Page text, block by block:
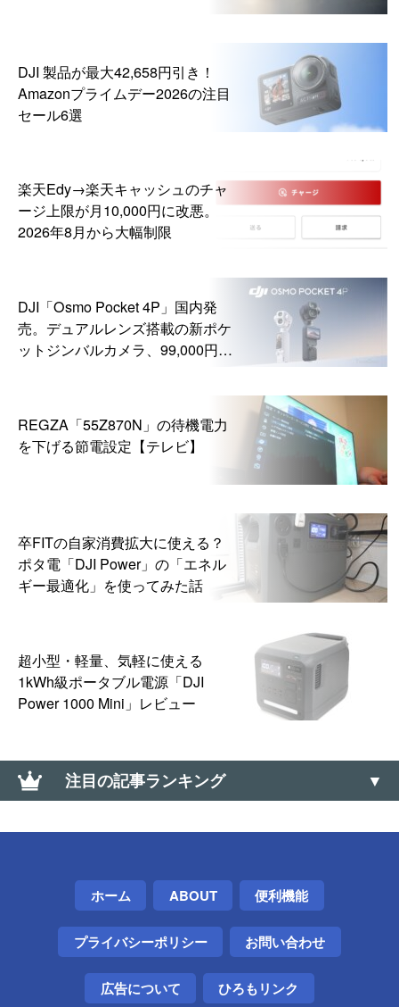
DJI 製品が最大42,658円引き！
Amazonプライムデー2026の注目
セール6選
楽天Edy→楽天キャッシュのチャ
ージ上限が月10,000円に改悪。
2026年8月から大幅制限
DJI「Osmo Pocket 4P」国内発
売。デュアルレンズ搭載の新ポケ
ットジンバルカメラ、99,000円か
REGZA「55Z870N」の待機電力
を下げる節電設定【テレビ】
卒FITの自家消費拡大に使える？
ポタ電「DJI Power」の「エネル
ギー最適化」を使ってみた話
超小型・軽量、気軽に使える
1kWh級ポータブル電源「DJI
Power 1000 Mini」レビュー
注目の記事ランキング
DJI「Osmo Pocket 4」発表。4K/240fpsスローモー
ション＆10-bit D-Log対応、107GB内蔵ストレージ搭
載で2026年4月22日発売
外した話
ホーム ABOUT 便利機能
プライバシーポリシー お問い合わせ
広告について ひろもリンク